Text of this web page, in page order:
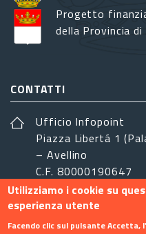
Progetto
della Provincia di
CONTATTI
Ufficio Infopoint
Piazza Libertá 1
– Avellino
C.F. 80000190647
SEGUICI
Utilizziamo i cookie su
esperienza utente
Facendo clic sul pulsante